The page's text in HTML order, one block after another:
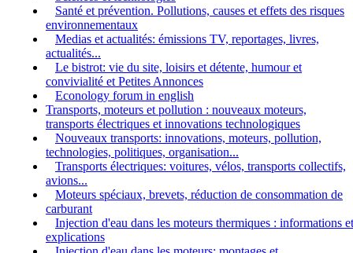
Santé et prévention. Pollutions, causes et effets des risques
environnementaux
Medias et actualités: émissions TV, reportages, livres,
actualités...
Le bistrot: vie du site, loisirs et détente, humour et
convivialité et Petites Annonces
Econology forum in english
Transports, moteurs et pollution : nouveaux moteurs,
transports électriques et innovations technologiques
Nouveaux transports: innovations, moteurs, pollution,
technologies, politiques, organisation...
Transports électriques: voitures, vélos, transports collectifs,
avions...
Moteurs spéciaux, brevets, réduction de consommation de
carburant
Injection d'eau dans les moteurs thermiques : informations et
explications